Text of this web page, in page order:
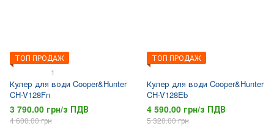
ТОП ПРОДАЖ
1
Кулер для води Cooper&Hunter
CH-V128Fn
3 790.00 грн/з ПДВ
4 600.00 грн
ТОП ПРОДАЖ
Кулер для води Cooper&Hunter
CH-V128Eb
4 590.00 грн/з ПДВ
5 320.00 грн